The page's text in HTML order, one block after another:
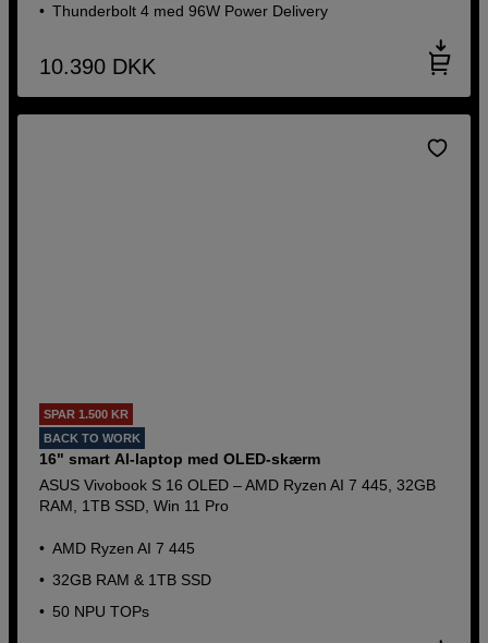
Thunderbolt 4 med 96W Power Delivery
10.390 DKK
SPAR 1.500 KR
BACK TO WORK
16" smart AI-laptop med OLED-skærm
ASUS Vivobook S 16 OLED – AMD Ryzen AI 7 445, 32GB
RAM, 1TB SSD, Win 11 Pro
AMD Ryzen AI 7 445
32GB RAM & 1TB SSD
50 NPU TOPs